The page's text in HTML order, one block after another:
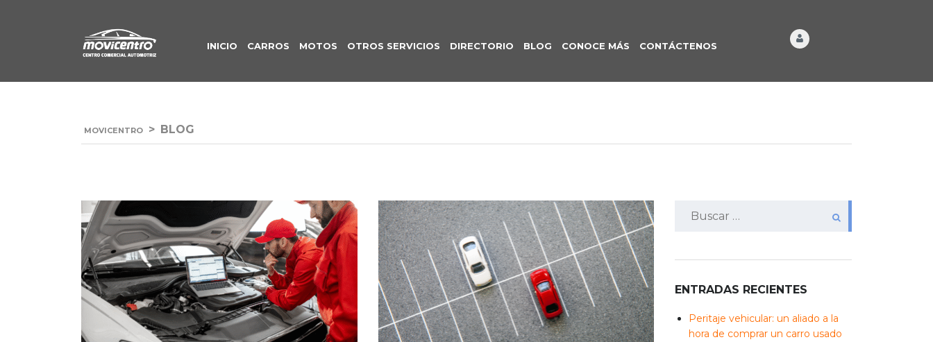
INICIO CARROS MOTOS OTROS SERVICIOS DIRECTORIO BLOG CONOCE MÁS CONTÁCTENOS
MOVICENTRO > BLOG
ENTRADAS RECIENTES
Peritaje vehicular: un aliado a la
hora de comprar un carro usado